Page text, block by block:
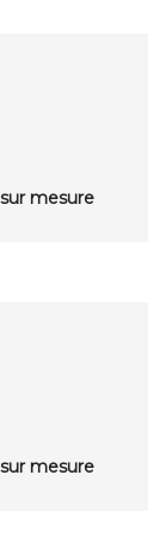
mesure
mesure